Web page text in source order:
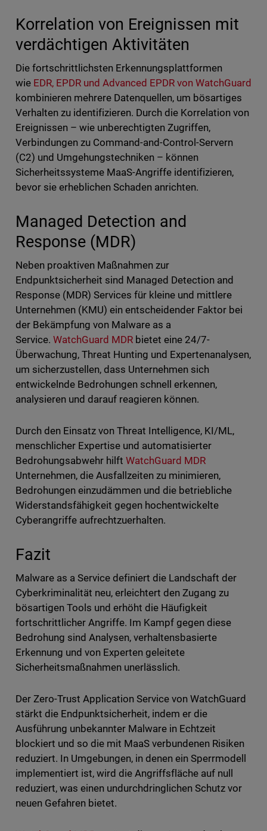
Korrelation von Ereignissen mit
verdächtigen Aktivitäten
Die fortschrittlichsten Erkennungsplattformen
wie EDR, EPDR und Advanced EPDR von WatchGuard
kombinieren mehrere Datenquellen, um bösartiges
Verhalten zu identifizieren. Durch die Korrelation von
Ereignissen – wie unberechtigten Zugriffen,
Verbindungen zu Command-and-Control-Servern
(C2) und Umgehungstechniken – können
Sicherheitssysteme MaaS-Angriffe identifizieren,
bevor sie erheblichen Schaden anrichten.
Managed Detection and
Response (MDR)
Neben proaktiven Maßnahmen zur
Endpunktsicherheit sind Managed Detection and
Response (MDR) Services für kleine und mittlere
Unternehmen (KMU) ein entscheidender Faktor bei
der Bekämpfung von Malware as a
Service. WatchGuard MDRbietet eine 24/7-
Überwachung, Threat Hunting und Expertenanalysen,
um sicherzustellen, dass Unternehmen sich
entwickelnde Bedrohungen schnell erkennen,
analysieren und darauf reagieren können.
Durch den Einsatz von Threat Intelligence, KI/ML,
menschlicher Expertise und automatisierter
Bedrohungsabwehr hilft WatchGuard MDR
Unternehmen, die Ausfallzeiten zu minimieren,
Bedrohungen einzudämmen und die betriebliche
Widerstandsfähigkeit gegen hochentwickelte
Cyberangriffe aufrechtzuerhalten.
Fazit
Malware as a Service definiert die Landschaft der
Cyberkriminalität neu, erleichtert den Zugang zu
bösartigen Tools und erhöht die Häufigkeit
fortschrittlicher Angriffe. Im Kampf gegen diese
Bedrohung sind Analysen, verhaltensbasierte
Erkennung und von Experten geleitete
Sicherheitsmaßnahmen unerlässlich.
Der Zero-Trust Application Service von WatchGuard
stärkt die Endpunktsicherheit, indem er die
Ausführung unbekannter Malware in Echtzeit
blockiert und so die mit MaaS verbundenen Risiken
reduziert. In Umgebungen, in denen ein Sperrmodell
implementiert ist, wird die Angriffsfläche auf null
reduziert, was einen undurchdringlichen Schutz vor
neuen Gefahren bietet.